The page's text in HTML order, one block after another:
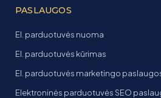
PASLAUGOS
El. parduotuvės nuoma
El. parduotuvės kūrimas
El. parduotuvės marketingo
Elektroninės parduotuvės SEO